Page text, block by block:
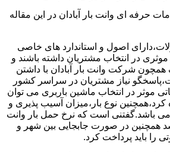
حرفه ای وانت بار آبادان در این مقاله
اصول و استاندارد های خاصی
در انتخاب مشتریان داشته باشند و
شرکت وانت بار آبادان با داشتن
نیاز مشتریان در سراسر کشور
موثر در انتخاب ماشین باربری می توان
کرد،همچنین نوع بار،میزان آسیب پذیری و
می باشد.گفتنی است که نرخ حمل بار وانت
همچنین در صورت جابجایی بین شهر و
را باید پرداخت کرد.